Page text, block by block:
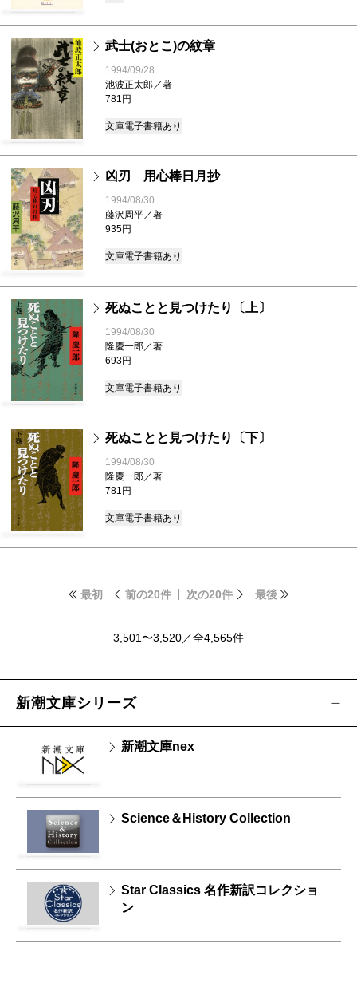
武士(おとこ)の紋章
1994/09/28
池波正太郎／著
781円
文庫電子書籍あり
凶刃 用心棒日月抄
1994/08/30
藤沢周平／著
935円
文庫電子書籍あり
死ぬことと見つけたり〔上〕
1994/08/30
隆慶一郎／著
693円
文庫電子書籍あり
死ぬことと見つけたり〔下〕
1994/08/30
隆慶一郎／著
781円
文庫電子書籍あり
最初 前の20件 次の20件 最後
3,501〜3,520／全4,565件
新潮文庫シリーズ
新潮文庫nex
Science＆History Collection
Star Classics 名作新訳コレクショ
ン